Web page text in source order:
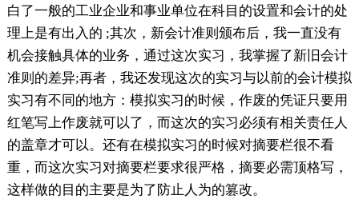
白了一般的工业企业和事业单位在科目的设置和会计的处
理上是有出入的 ;其次，新会计准则颁布后，我一直没有
机会接触具体的业务，通过这次实习，我掌握了新旧会计
准则的差异;再者，我还发现这次的实习与以前的会计模拟
实习有不同的地方：模拟实习的时候，作废的凭证只要用
红笔写上作废就可以了，而这次的实习必须有相关责任人
的盖章才可以。还有在模拟实习的时候对摘要栏很不看
重，而这次实习对摘要栏要求很严格，摘要必需顶格写，
这样做的目的主要是为了防止人为的篡改。